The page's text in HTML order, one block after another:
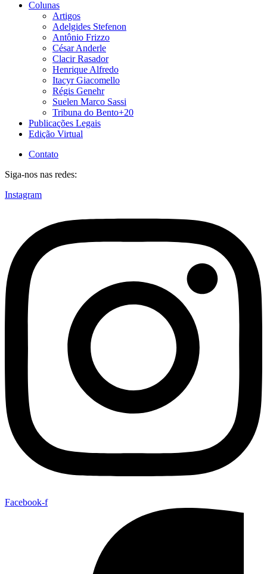
Colunas
Artigos
Adelgides Stefenon
Antônio Frizzo
César Anderle
Clacir Rasador
Henrique Alfredo
Itacyr Giacomello
Régis Genehr
Suelen Marco Sassi
Tribuna do Bento+20
Publicações Legais
Edição Virtual
Contato
Siga-nos nas redes:
Instagram
Facebook-f